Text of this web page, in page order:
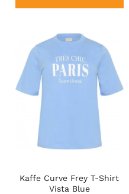
Kaffe Curve Frey T-Shirt
Vista Blue